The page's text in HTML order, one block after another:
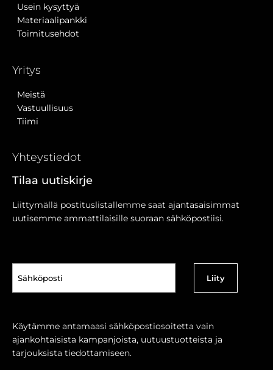
Usein kysyttyä
Materiaalipankki
Toimitusehdot
Yritys
Meistä
Vastuullisuus
Tiimi
Yhteystiedot
Tilaa uutiskirje
Liittymällä postituslistallemme saat ajantasaisimmat
uutisemme ammattilaisille suoraan sähköpostiisi.
(Pakollinen)
Käytämme antamaasi sähköpostiosoitetta vain
ajankohtaisista kampanjoista, uutuustuotteista ja
tarjouksista tiedottamiseen.